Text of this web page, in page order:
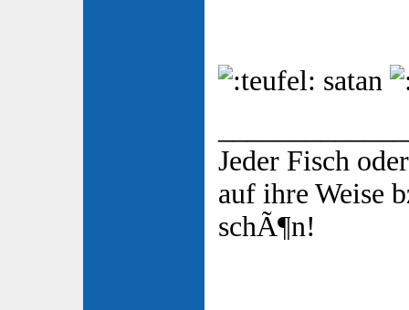
satan
Jeder Fisch
auf ihre Weise
schÃ¶n!